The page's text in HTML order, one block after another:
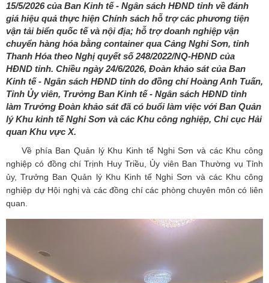
15/5/2026 của Ban Kinh tế - Ngân sách HĐND tỉnh về đánh
giá hiệu quả thực hiện Chính sách hỗ trợ các phương tiện
vận tải biển quốc tế và nội địa; hỗ trợ doanh nghiệp vận
chuyển hàng hóa bằng container qua Cảng Nghi Sơn, tỉnh
Thanh Hóa theo Nghị quyết số 248/2022/NQ-HĐND của
HĐND tỉnh. Chiều ngày 24/6/2026, Đoàn khảo sát của Ban
Kinh tế - Ngân sách HĐND tỉnh do đồng chí Hoàng Anh Tuấn,
Tỉnh Ủy viên, Trưởng Ban Kinh tế - Ngân sách HĐND tỉnh
làm Trưởng Đoàn khảo sát đã có buổi làm việc với Ban Quản
lý Khu kinh tế Nghi Sơn và các Khu công nghiệp, Chi cục Hải
quan Khu vực X.
Về phía Ban Quản lý Khu Kinh tế Nghi Sơn và các Khu công
nghiệp có đồng chí Trịnh Huy Triều, Ủy viên Ban Thường vụ Tỉnh
ủy, Trưởng Ban Quản lý Khu Kinh tế Nghi Sơn và các Khu công
nghiệp dự Hội nghị và các đồng chí các phòng chuyên môn có liên
quan.